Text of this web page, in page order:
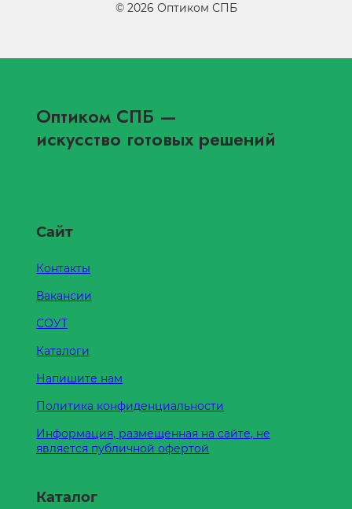
© 2026 Оптиком СПБ
Оптиком СПБ —
искусство готовых решений
Сайт
Контакты
Вакансии
СОУТ
Каталоги
Напишите нам
Политика конфиденциальности
Информация, размещенная на сайте, не
является публичной офертой
Каталог